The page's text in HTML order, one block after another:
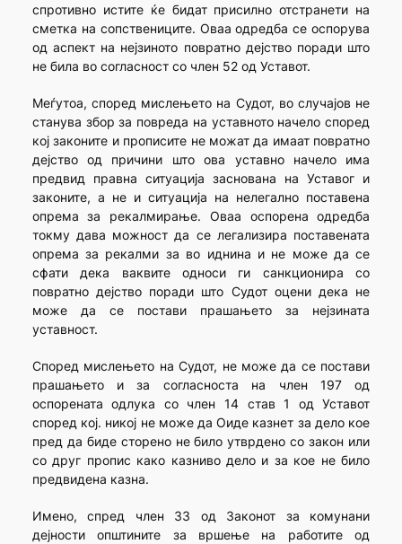
спротивно истите ќе бидат присилно отстранети на
сметка на сопствениците. Оваа одредба се оспорува
од аспект на нејзиното повратно дејство поради што
не била во согласност со член 52 од Уставот.
Меѓутоа, според мислењето на Судот, во случајов не
станува збор за повреда на уставното начело според
кој законите и прописите не можат да имаат повратно
дејство од причини што ова уставно начело има
предвид правна ситуација заснована на Уставог и
законите, а не и ситуација на нелегално поставена
опрема за рекалмирање. Оваа оспорена одредба
токму дава можност да се легализира поставената
опрема за рекалми за во иднина и не може да се
сфати дека ваквите односи ги санкционира со
повратно дејство поради што Судот оцени дека не
може да се постави прашањето за нејзината
уставност.
Според мислењето на Судот, не може да се постави
прашањето и за согласноста на член 197 од
оспорената одлука со член 14 став 1 од Уставот
според кој. никој не може да Оиде казнет за дело кое
пред да биде сторено не било утврдено со закон или
со друг пропис како казниво дело и за кое не било
предвидена казна.
Имено, спред член 33 од Законот за комунани
дејности општините за вршење на работите од